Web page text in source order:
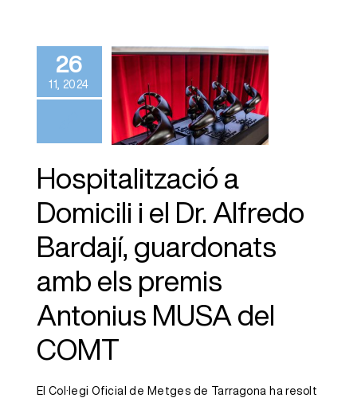
26
11, 2024
Dr. Alfredo
Bardají,
guardonats
amb els premis
Antonius
MUSA del
Hospitalització a
Domicili i el Dr. Alfredo
Bardají, guardonats
amb els premis
Antonius MUSA del
COMT
El Col·legi Oficial de Metges de Tarragona ha resolt